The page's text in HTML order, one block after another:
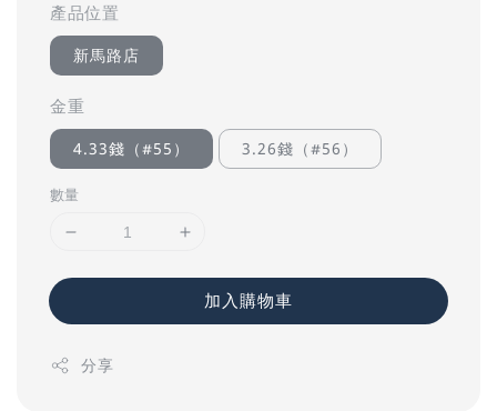
產品位置
新馬路店
金重
4.33錢（#55） 3.26錢（#56）
數量
加入購物車
分享